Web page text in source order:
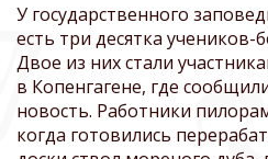
У государственного
есть три десятка
Двое из них стали
в Копенгагене, где
новость. Работники
когда готовились